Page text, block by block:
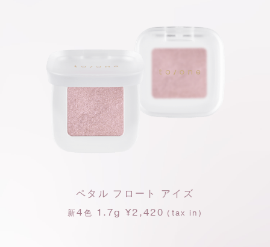
ペタル フロート アイズ
新4色 1.7g ¥2,420 (tax in)